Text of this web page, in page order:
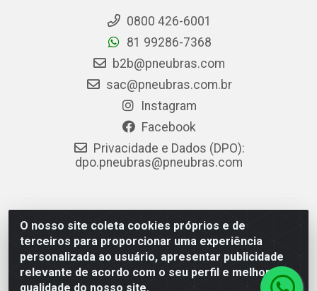
O nosso site coleta cookies próprios e de
terceiros para proporcionar uma experiência
personalizada ao usuário, apresentar publicidade
relevante de acordo com o seu perfil e melhorar a
qualidade do nosso site.
0800 426-6001
81 99286-7368
b2b@pneubras.com
sac@pneubras.com.br
Instagram
Facebook
Privacidade e Dados (DPO):
dpo.pneubras@pneubras.com
PneuBras - Rodovia BR-101, KM 82 - Prazeres,
Jaboatão dos Guararapes/PE - CEP 54.335-000 - CNPJ
08.678.386/0001-05 - Pneubras Comércio de Pneus
Ltda